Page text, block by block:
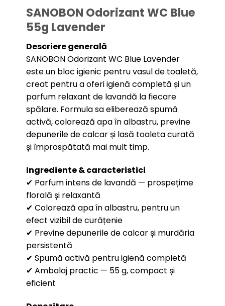
SANOBON Odorizant WC Blue
55g Lavender
Descriere generală
SANOBON Odorizant WC Blue Lavender
este un bloc igienic pentru vasul de toaletă,
creat pentru a oferi igienă completă și un
parfum relaxant de lavandă la fiecare
spălare. Formula sa eliberează spumă
activă, colorează apa în albastru, previne
depunerile de calcar și lasă toaleta curată
și împrospătată mai mult timp.
Ingrediente & caracteristici
✔ Parfum intens de lavandă — prospețime
florală și relaxantă
✔ Colorează apa în albastru, pentru un
efect vizibil de curățenie
✔ Previne depunerile de calcar și murdăria
persistentă
✔ Spumă activă pentru igienă completă
✔ Ambalaj practic — 55 g, compact și
eficient